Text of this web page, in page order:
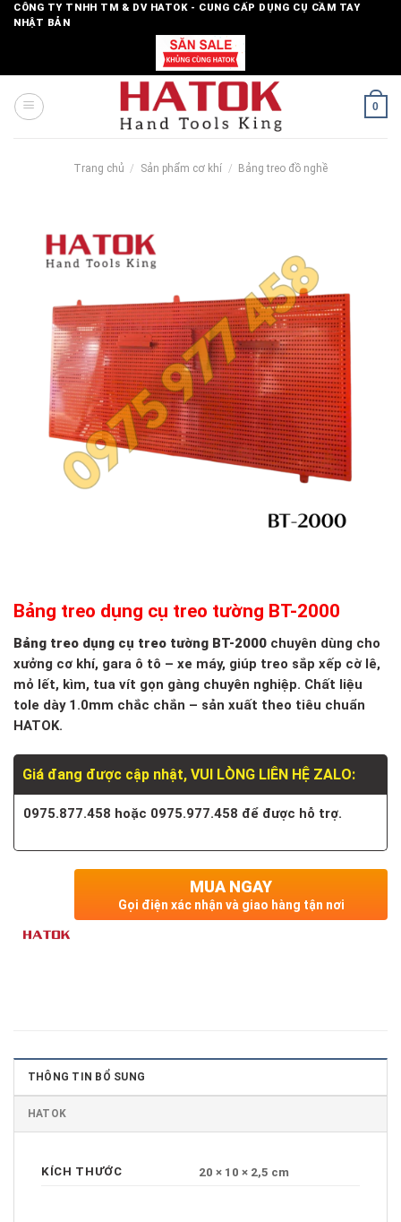
SkipCÔNG TY TNHH TM & DV HATOK - CUNG CẤP DỤNG CỤ CẦM TAY
NHẬT BẢN
0
Trang chủ / Sản phẩm cơ khí / Bảng treo đồ nghề
Bảng treo dụng cụ treo tường BT-2000
Bảng treo dụng cụ treo tường BT-2000 chuyên dùng cho
xưởng cơ khí, gara ô tô – xe máy, giúp treo sắp xếp cờ lê,
mỏ lết, kìm, tua vít gọn gàng chuyên nghiệp. Chất liệu
tole dày 1.0mm chắc chắn – sản xuất theo tiêu chuẩn
HATOK.
Giá đang được cập nhật, VUI LÒNG LIÊN HỆ ZALO:
0975.877.458 hoặc 0975.977.458 để được hỗ trợ.
MUA NGAY
Gọi điện xác nhận và giao hàng tận nơi
THÔNG TIN BỔ SUNG
HATOK
KÍCH THƯỚC 20 × 10 × 2,5 cm